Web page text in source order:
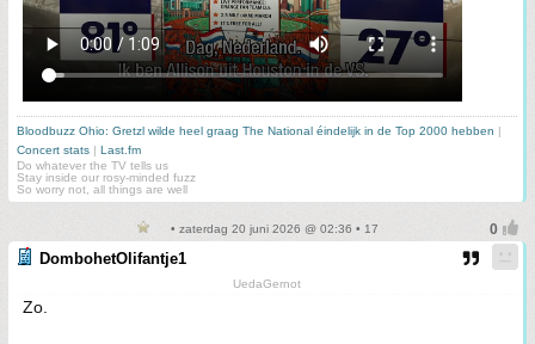
Bloodbuzz Ohio: Gretzl wilde heel graag The National éindelijk in de Top 2000 hebben |
Concert stats | Last.fm
Do whatever the TV tells us
Stay inside our rosy-minded fuzz
So worry not, all things are well
• zaterdag 20 juni 2026 @ 02:36 • 17
DombohetOlifantje1
UedaGernot
Zo.